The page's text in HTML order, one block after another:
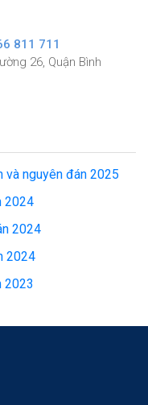
811 711
26, Quận Bình
và nguyên đán 2025
2024
2024
2024
2023